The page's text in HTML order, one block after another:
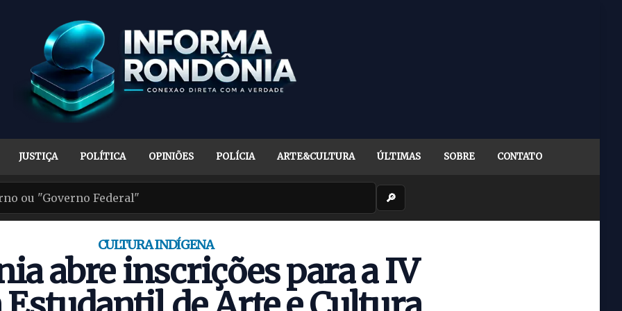
JUSTIÇA POLÍTICA OPINIÕES POLÍCIA ARTE&CULTURA ÚLTIMAS SOBRE CONTATO
🔎
CULTURA INDÍGENA
abre inscrições para a IV